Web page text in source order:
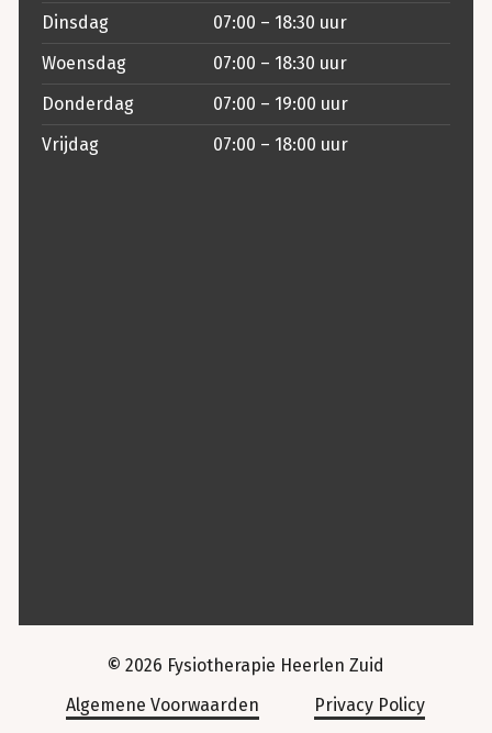
Dinsdag
07:00 – 18:30 uur
Woensdag
07:00 – 18:30 uur
Donderdag
07:00 – 19:00 uur
Vrijdag
07:00 – 18:00 uur
© 2026 Fysiotherapie Heerlen Zuid
Algemene Voorwaarden
Privacy Policy